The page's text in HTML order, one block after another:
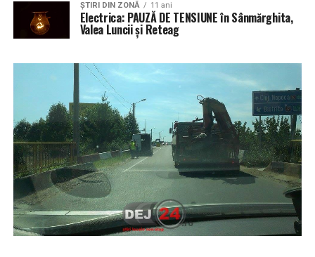
ŞTIRI DIN ZONĂ 11 ani
Electrica: PAUZĂ DE TENSIUNE în Sânmărghita,
Valea Luncii și Reteag